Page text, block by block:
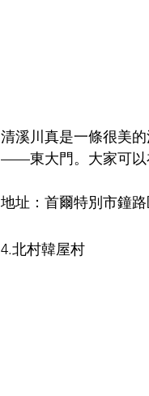
清溪川真是一條很美
——東大門。大家可以
地址：首爾特別市鐘
4.北村韓屋村